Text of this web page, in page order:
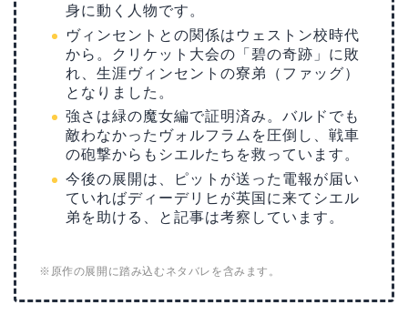
身に動く人物です。
ヴィンセントとの関係はウェストン校時代
から。クリケット大会の「碧の奇跡」に敗
れ、生涯ヴィンセントの寮弟（ファッグ）
となりました。
強さは緑の魔女編で証明済み。バルドでも
敵わなかったヴォルフラムを圧倒し、戦車
の砲撃からもシエルたちを救っています。
今後の展開は、ピットが送った電報が届い
ていればディーデリヒが英国に来てシエル
弟を助ける、と記事は考察しています。
※原作の展開に踏み込むネタバレを含みます。